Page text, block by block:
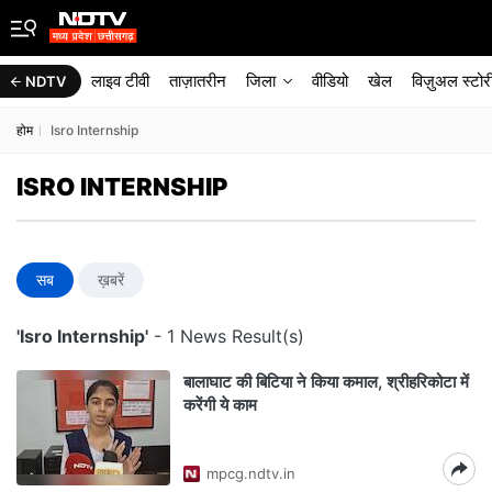
NDTV लाइव टीवी ताज़ातरीन जिला वीडियो खेल विज़ुअल
होम Isro Internship
ISRO INTERNSHIP
सब ख़बरें
'Isro Internship' - 1 News Result(s)
बालाघाट की बिटिया ने किया कमाल, श्रीहरिकोटा में
करेंगी ये काम
mpcg.ndtv.in